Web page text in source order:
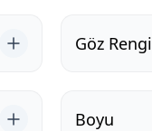
Göz Rengi
Boyu